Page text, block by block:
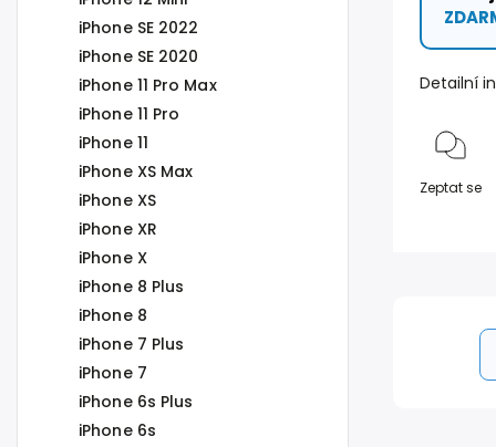
iPhone SE 2022
iPhone SE 2020
iPhone 11 Pro Max
iPhone 11 Pro
iPhone 11
iPhone XS Max
iPhone XS
iPhone XR
iPhone X
iPhone 8 Plus
iPhone 8
iPhone 7 Plus
iPhone 7
iPhone 6s Plus
iPhone 6s
Detailní
Zeptat se